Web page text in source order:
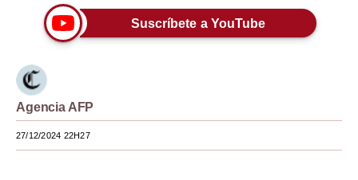
Moda
Estilos
Mundo
EEUU
México
Suscríbete a YouTube
Agencia AFP
27/12/2024 22H27